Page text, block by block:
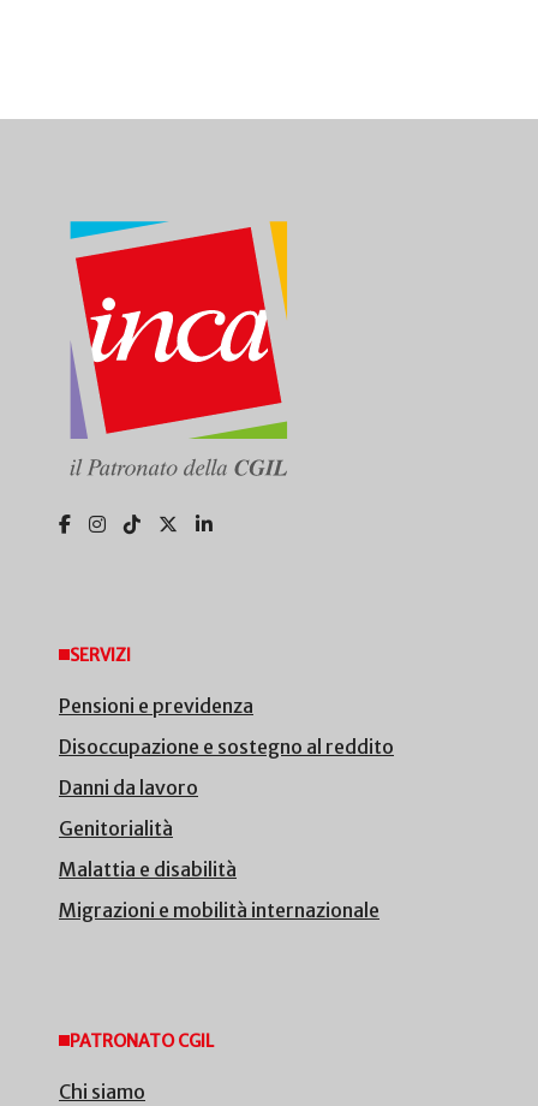
SERVIZI
Pensioni e previdenza
Disoccupazione e sostegno al reddito
Danni da lavoro
Genitorialità
Malattia e disabilità
Migrazioni e mobilità internazionale
PATRONATO CGIL
Chi siamo